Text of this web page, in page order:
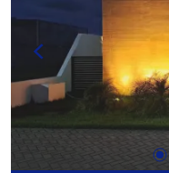
momentos
de segurança
garantindo
sua família. A localização é excelente, na Barra
dos Coqueiros,
valorização, com
serviços e
proporcionando